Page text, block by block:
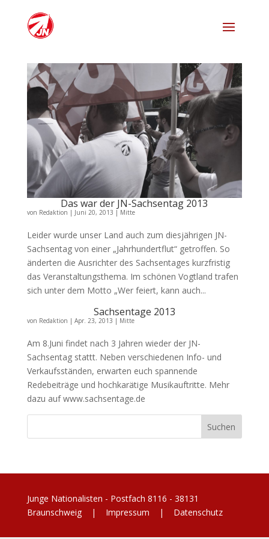
Das war der JN-Sachsentag 2013
von Redaktion | Juni 20, 2013 | Mitte
Leider wurde unser Land auch zum diesjährigen JN-
Sachsentag von einer „Jahrhundertflut“ getroffen. So
änderten die Ausrichter des Sachsentages kurzfristig
das Veranstaltungsthema. Im schönen Vogtland trafen
sich unter dem Motto „Wer feiert, kann auch...
Sachsentage 2013
von Redaktion | Apr. 23, 2013 | Mitte
Am 8.Juni findet nach 3 Jahren wieder der JN-
Sachsentag stattt. Neben verschiedenen Info- und
Verkaufsständen, erwarten euch spannende
Redebeiträge und hochkarätige Musikauftritte. Mehr
dazu auf www.sachsentage.de
Junge Nationalisten - Postfach 8116 - 38131
Braunschweig | Impressum | Datenschutz